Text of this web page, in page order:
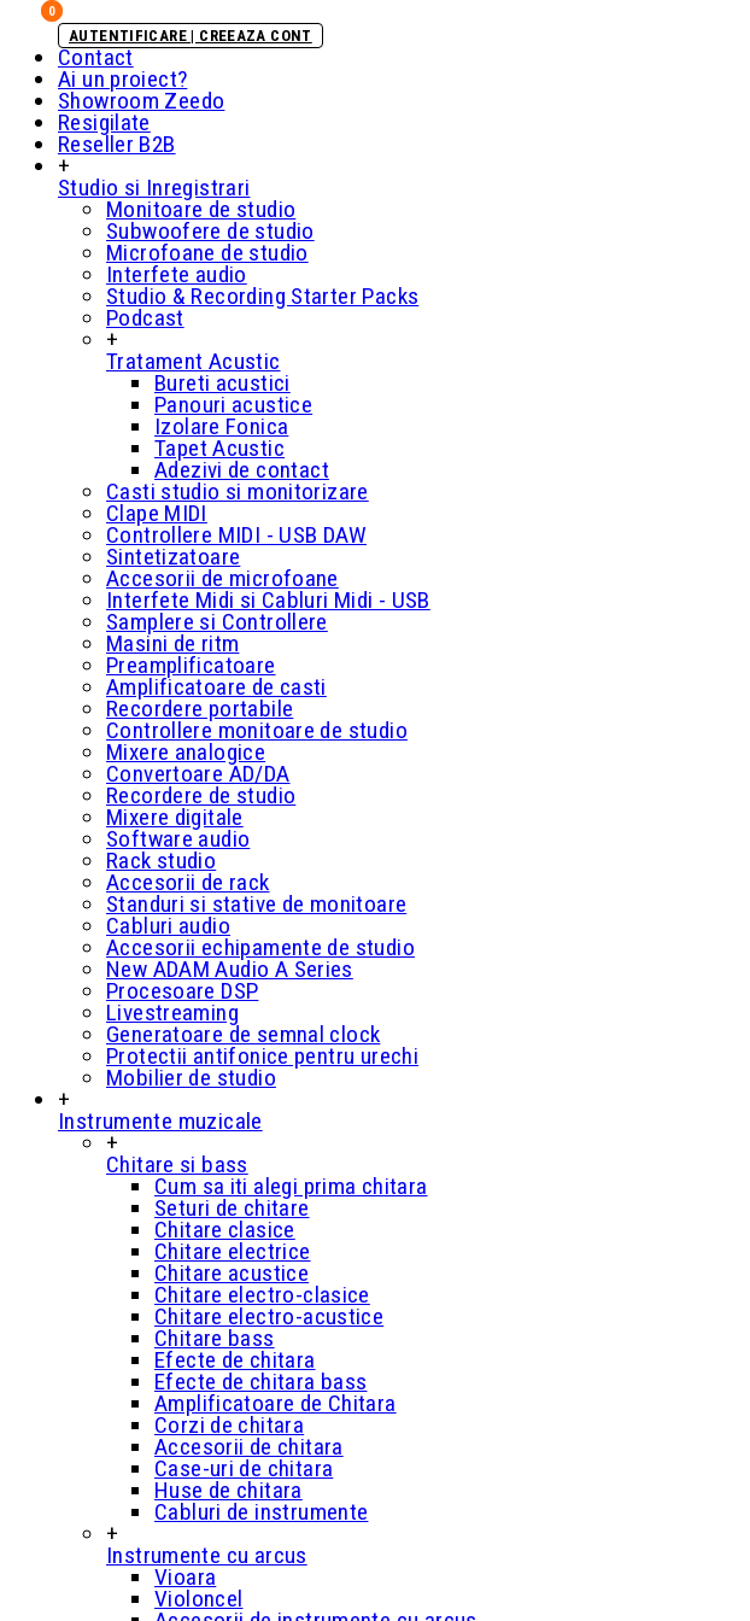
AUTENTIFICARE | CREEAZA CONT
Contact
Ai un proiect?
Showroom Zeedo
Resigilate
Reseller B2B
+
Studio si Inregistrari
Monitoare de studio
Subwoofere de studio
Microfoane de studio
Interfete audio
Studio & Recording Starter Packs
Podcast
+
Tratament Acustic
Bureti acustici
Panouri acustice
Izolare Fonica
Tapet Acustic
Adezivi de contact
Casti studio si monitorizare
Clape MIDI
Controllere MIDI - USB DAW
Sintetizatoare
Accesorii de microfoane
Interfete Midi si Cabluri Midi - USB
Samplere si Controllere
Masini de ritm
Preamplificatoare
Amplificatoare de casti
Recordere portabile
Controllere monitoare de studio
Mixere analogice
Convertoare AD/DA
Recordere de studio
Mixere digitale
Software audio
Rack studio
Accesorii de rack
Standuri si stative de monitoare
Cabluri audio
Accesorii echipamente de studio
New ADAM Audio A Series
Procesoare DSP
Livestreaming
Generatoare de semnal clock
Protectii antifonice pentru urechi
Mobilier de studio
+
Instrumente muzicale
+
Chitare si bass
Cum sa iti alegi prima chitara
Seturi de chitare
Chitare clasice
Chitare electrice
Chitare acustice
Chitare electro-clasice
Chitare electro-acustice
Chitare bass
Efecte de chitara
Efecte de chitara bass
Amplificatoare de Chitara
Corzi de chitara
Accesorii de chitara
Case-uri de chitara
Huse de chitara
Cabluri de instrumente
+
Instrumente cu arcus
Vioara
Violoncel
0
0